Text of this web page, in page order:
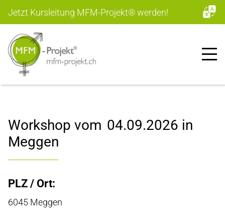
Jetzt Kursleitung MFM-Projekt®werden!
Workshop vom 04.09.2026 in
Meggen
PLZ / Ort:
6045 Meggen